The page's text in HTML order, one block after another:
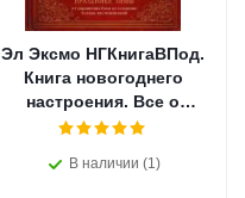
Эл Эксмо НГКнигаВПод.
Книга новогоднего
настроения. Все о
главном празднике
елки
В наличии (1)